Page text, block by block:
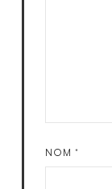
NOM *